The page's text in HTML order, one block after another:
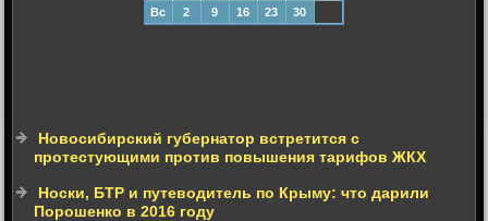
Вс
2 9 16 23 30
Новосибирский губернатор встретится с
протестующими против повышения тарифов ЖКХ
Носки, БТР и путеводитель по Крыму: что дарили
Порошенко в 2016 году